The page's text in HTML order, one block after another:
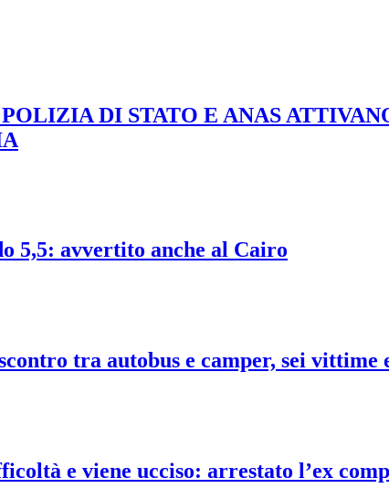
DI STATO E ANAS
5,5: avvertito anche al Cairo
tra autobus e camper, sei vittime
e viene ucciso: arrestato l’ex